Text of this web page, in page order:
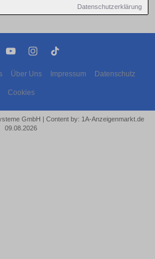
Datenschutzerklärung
Über Uns Impressum Datenschutz
Cookies
GmbH | Content by: 1A-Anzeigenmarkt.de
09.08.2026